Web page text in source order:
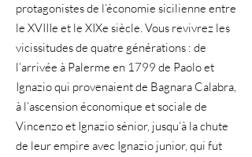
protagonistes de l’économie sicilienne entre
le XVIIIe et le XIXe siècle. Vous revivrez les
vicissitudes de quatre générations : de
l’arrivée à Palerme en 1799 de Paolo et
Ignazio qui provenaient de Bagnara Calabra,
à l’ascension économique et sociale de
Vincenzo et Ignazio sénior, jusqu’à la chute
de leur empire avec Ignazio junior, qui fut